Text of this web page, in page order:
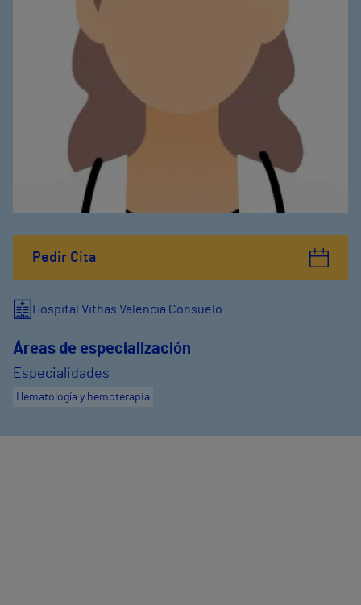
Pedir Cita
Hospital Vithas Valencia Consuelo
Áreas de especialización
Especialidades
Hematología y hemoterapia